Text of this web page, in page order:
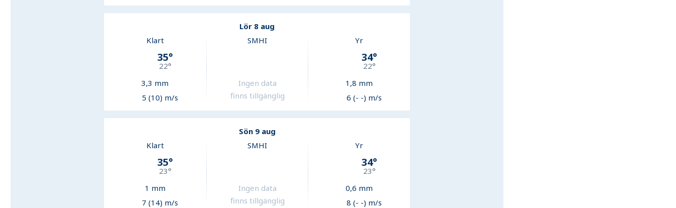
Lör 8 aug
Klart
35°
22°
3,3 mm
5 (10) m/s
SMHI
Ingen data
finns tillgänglig
Yr
34°
22°
1,8 mm
6 (- -) m/s
Sön 9 aug
Klart
35°
23°
1 mm
7 (14) m/s
SMHI
Ingen data
finns tillgänglig
Yr
34°
23°
0,6 mm
8 (- -) m/s